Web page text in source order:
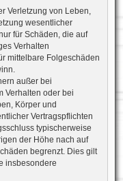
Verletzung von Leben,
wesentlicher
für Schäden, die auf
Verhalten
mittelbare Folgeschäden
außer bei
Verhalten oder bei
Körper und
Vertragspflichten
typischerweise
der Höhe nach auf
begrenzt. Dies gilt
insbesondere